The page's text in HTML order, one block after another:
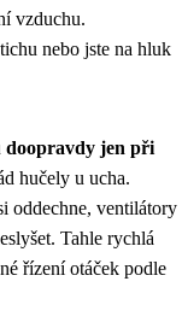
vzduchu.
nebo jste na hluk
doopravdy jen při
hučely u ucha.
oddechne, ventilátory
Tahle rychlá
řízení otáček podle